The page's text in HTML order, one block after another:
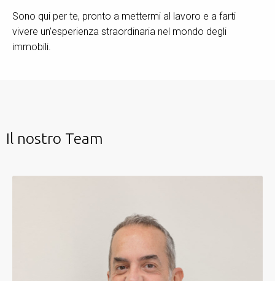
Sono qui per te, pronto a mettermi al lavoro e a farti
vivere un’esperienza straordinaria nel mondo degli
immobili.
Il nostro Team